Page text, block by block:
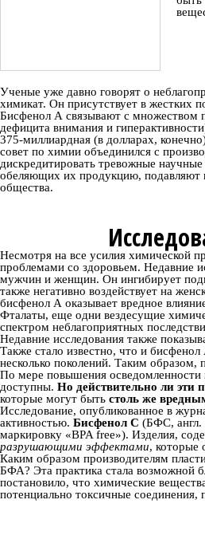
Ученые уже давно говорят о
химикат. Он присутствует в жестких
Бисфенол А связывают с множеством
дефицита внимания и
375-миллиардная (в долларах,
совет по химии объединился с
дискредитировать тревожные
обеляющих их продукцию, подавляют
общества.
Несмотря на все усилия химической
проблемами со здоровьем. Недавние
мужчин и женщин. Он ингибирует
также негативно воздействует на
бисфенол А оказывает вредное
Фталаты, еще одни вездесущие
спектром неблагоприятных
Недавние исследования также
Также стало известно, что и
несколько поколений. Таким
По мере повышения осведомленности
доступны. Но действительно ли эти
которые могут быть столь же
Исследование, опубликованное в
активностью. Бисфенол С (БФС, англ.
маркировку «BPA free»). Изделия,
разрушающими эффектами, которые
Каким образом производителям
БФА? Эта практика стала возможной
постановило, что химические
потенциально токсичные